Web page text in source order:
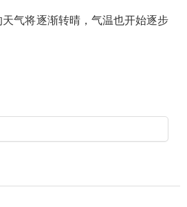
气将逐渐转晴，气温也开始逐步